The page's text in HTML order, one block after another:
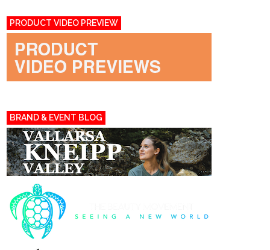
PRODUCT VIDEO PREVIEW
BRAND & EVENT BLOG